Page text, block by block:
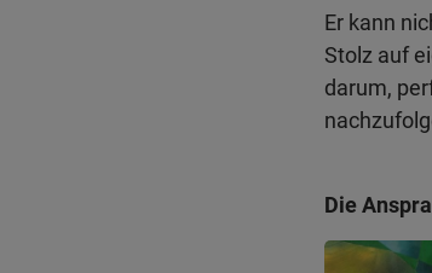
Er kann
Stolz auf
darum,
Die